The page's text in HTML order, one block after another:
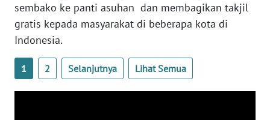
sembako ke panti asuhan dan membagikan takjil
gratis kepada masyarakat di beberapa kota di
Indonesia.
1 2 Selanjutnya Lihat Semua
WN
SUMBAR
SUMSEL